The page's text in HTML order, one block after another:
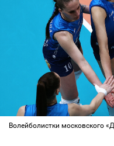
Волейболистки московского